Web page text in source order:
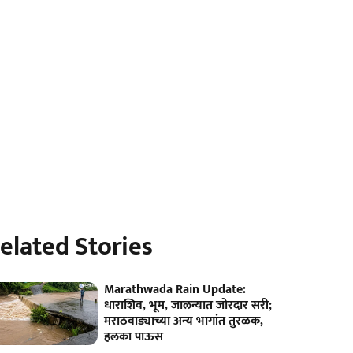
Stories
Marathwada Rain Update:
धाराशिव, भूम, जालन्यात जोरदार सरी;
मराठवाड्याच्या अन्य भागांत तुरळक,
हलका पाऊस